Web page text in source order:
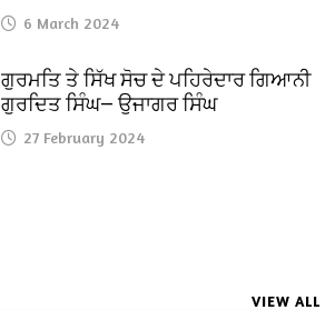
6 March 2024
ਗੁਰਮਤਿ ਤੇ ਸਿੱਖ ਸੋਚ ਦੇ ਪਹਿਰੇਦਾਰ ਗਿਆਨੀ
ਗੁਰਦਿਤ ਸਿੰਘ— ਉਜਾਗਰ ਸਿੰਘ
27 February 2024
VIEW ALL